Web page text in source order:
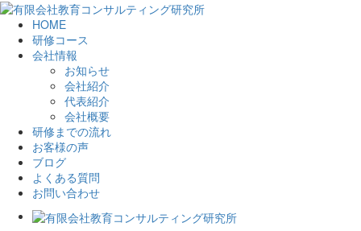
HOME
研修コース
会社情報
お知らせ
会社紹介
代表紹介
会社概要
研修までの流れ
お客様の声
ブログ
よくある質問
お問い合わせ